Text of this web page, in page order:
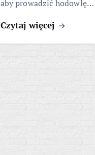
aby prowadzić hodowlę…
Czytaj więcej